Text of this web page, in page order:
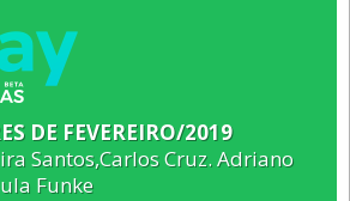
DE FEVEREIRO/2019
Santos,Carlos Cruz. Adriano
Funke